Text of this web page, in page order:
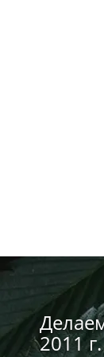
2011 г.